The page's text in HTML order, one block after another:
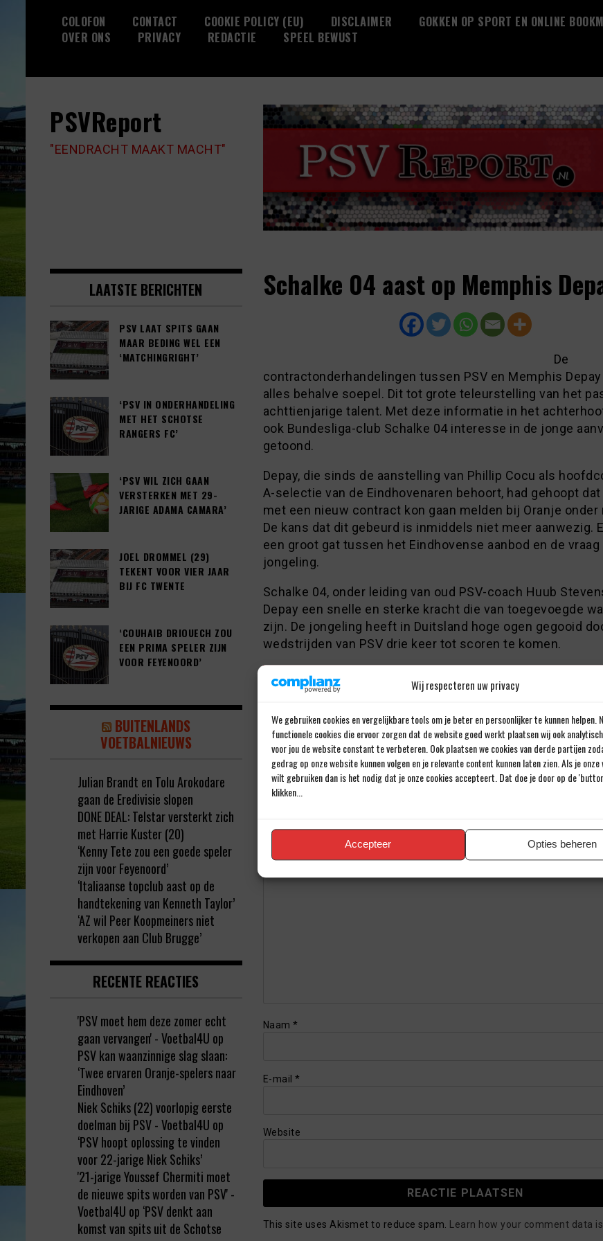
Wij respecteren uw privacy
We gebruiken cookies en vergelijkbare tools om je beter en persoonlijker te kunnen helpen.
functionele cookies die ervoor zorgen dat de website goed werkt plaatsen wij ook
voor jou de website constant te verbeteren. Ook plaatsen we cookies van derde partijen
gedrag op onze website kunnen volgen en je relevante content kunnen laten zien. Als je
wilt gebruiken dan is het nodig dat je onze cookies accepteert. Dat doe je door op de
klikken...
Accepteer Opties beheren
COLOFON CONTACT COOKIE POLICY (EU) DISCLAIMER GOKKEN OP SPORT EN ONLINE
OVER ONS
PRIVACY REDACTIE SPEEL BEWUST
PSVReport
"EENDRACHT MAAKT MACHT"
Schalke 04 aast op Memphis
De
contractonderhandelingen tussen PSV en Memphis
alles behalve soepel. Dit tot grote teleurstelling van het
achttienjarige talent. Met deze informatie in het
ook Bundesliga-club Schalke 04 interesse in de jonge
getoond.
Depay, die sinds de aanstelling van Phillip Cocu als
A-selectie van de Eindhovenaren behoort, had gehoopt
met een nieuw contract kon gaan melden bij Oranje onder
De kans dat dit gebeurd is inmiddels niet meer aanwezig.
een groot gat tussen het Eindhovense aanbod en de vraag
jongeling.
Schalke 04, onder leiding van oud PSV-coach Huub
Depay een snelle en sterke kracht die van toegevoegde
zijn. De jongeling heeft in Duitsland hoge ogen gegooid
wedstrijden van PSV drie keer tot scoren te komen.
Door Johannes Cornelis
Jouw e-mailadres wordt niet gepubliceerd. Verplichte velden zijn
Naam *
E-mail *
Website
This site uses Akismet to reduce spam. Learn how your comment data
LAATSTE BERICHTEN
PSV LAAT SPITS GAAN
MAAR BEDING WEL EEN
‘MATCHINGRIGHT’
‘PSV IN ONDERHANDELING
MET HET SCHOTSE
RANGERS FC’
‘PSV WIL ZICH GAAN
VERSTERKEN MET 29-
JARIGE ADAMA CAMARA’
JOEL DROMMEL (29)
TEKENT VOOR VIER JAAR
BIJ FC TWENTE
‘COUHAIB DRIOUECH ZOU
EEN PRIMA SPELER ZIJN
VOOR FEYENOORD’
BUITENLANDS
VOETBALNIEUWS
Julian Brandt en Tolu Arokodare
gaan de Eredivisie slopen
DONE DEAL: Telstar versterkt zich
met Harrie Kuster (20)
‘Kenny Tete zou een goede speler
zijn voor Feyenoord’
‘Italiaanse topclub aast op de
handtekening van Kenneth Taylor’
‘AZ wil Peer Koopmeiners niet
verkopen aan Club Brugge’
RECENTE REACTIES
'PSV moet hem deze zomer echt
gaan vervangen' - Voetbal4U op
PSV kan waanzinnige slag slaan:
‘Twee ervaren Oranje-spelers naar
Eindhoven’
Niek Schiks (22) voorlopig eerste
doelman bij PSV - Voetbal4U op
‘PSV hoopt oplossing te vinden
voor 22-jarige Niek Schiks’
'21-jarige Youssef Chermiti moet
de nieuwe spits worden van PSV' -
Voetbal4U op ‘PSV denkt aan
komst van spits uit de Schotse